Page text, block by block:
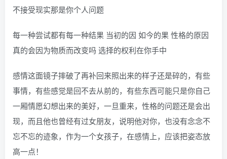
不接受现实那是你个人问题
每一种尝试都有每一种结果 当初的因 如今的果 性格的原因
真的会因为物质而改变吗 选择的权利在你手中
感情这面镜子摔破了再补回来照出来的样子还是碎的，有些
事情，有些感觉是回不去从前的，有些东西可能只是你自己
一厢情愿幻想出来的美好，一旦重来，性格的问题还是会出
现，而且他也曾经有过女朋友，说明他对你，也没有念念不
忘不忘的迹象，作为一个女孩子，在感情上，应该把姿态放
高一点！